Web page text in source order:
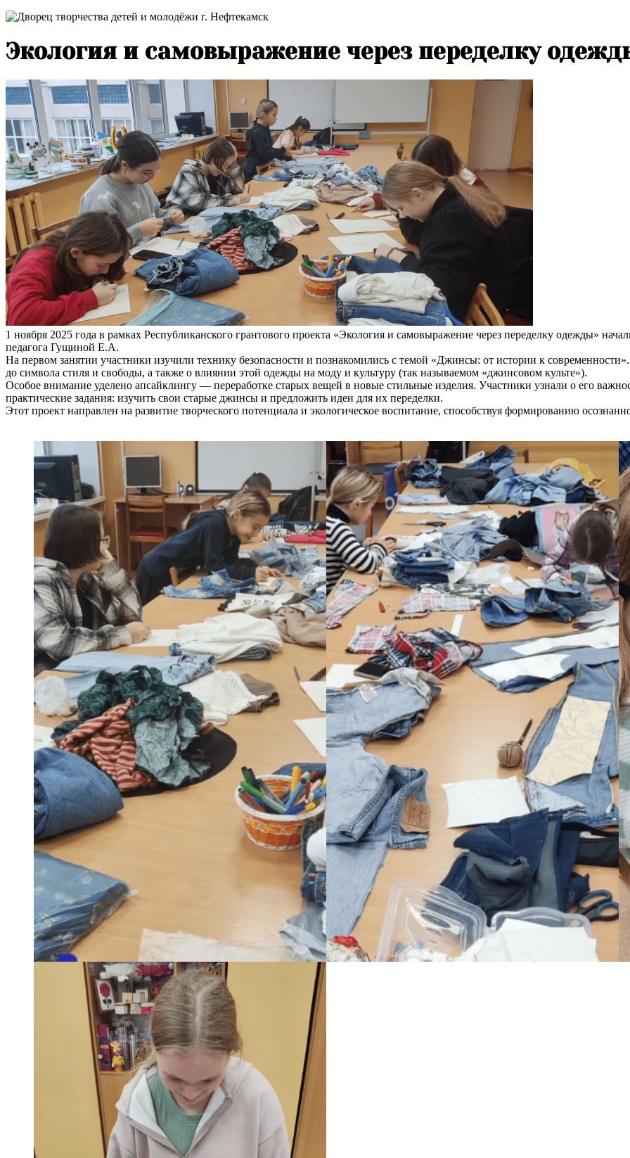
Экология и самовыражение через переделку
1 ноября 2025 года в рамках Республиканского грантового проекта «Экология и самовыражение через переделку одежды»
педагога Гущиной Е.А.
На первом занятии участники изучили технику безопасности и познакомились с темой «Джинсы: от истории к
до символа стиля и свободы, а также о влиянии этой одежды на моду и культуру (так называемом «джинсовом культе»).
Особое внимание уделено апсайклингу — переработке старых вещей в новые стильные изделия. Участники узнали о его
практические задания: изучить свои старые джинсы и предложить идеи для их переделки.
Этот проект направлен на развитие творческого потенциала и экологическое воспитание, способствуя формированию